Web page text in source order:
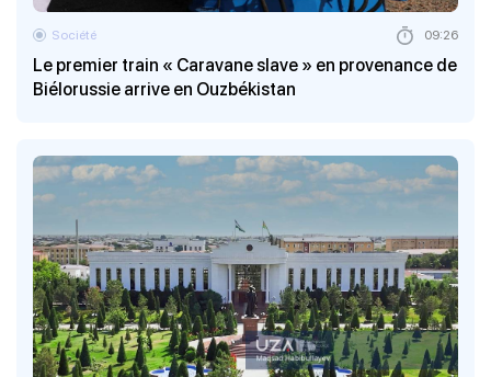
Le premier train « Caravane slave » en provenance de
Biélorussie arrive en Ouzbékistan
Société 09:26